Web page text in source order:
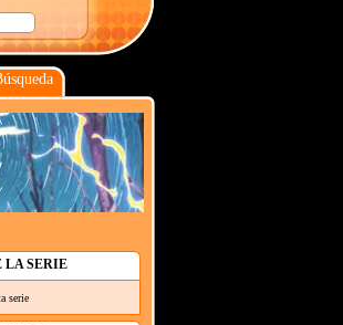
LA SERIE
serie